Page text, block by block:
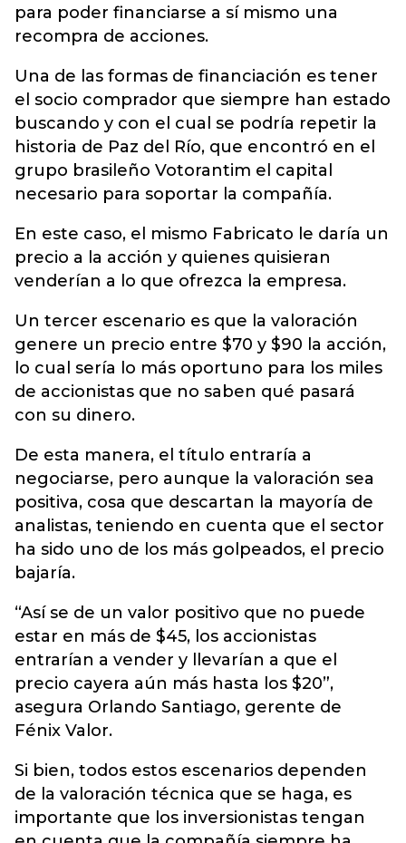
para poder financiarse a sí mismo una
recompra de acciones.
Una de las formas de financiación es tener
el socio comprador que siempre han estado
buscando y con el cual se podría repetir la
historia de Paz del Río, que encontró en el
grupo brasileño Votorantim el capital
necesario para soportar la compañía.
En este caso, el mismo Fabricato le daría un
precio a la acción y quienes quisieran
venderían a lo que ofrezca la empresa.
Un tercer escenario es que la valoración
genere un precio entre $70 y $90 la acción,
lo cual sería lo más oportuno para los miles
de accionistas que no saben qué pasará
con su dinero.
De esta manera, el título entraría a
negociarse, pero aunque la valoración sea
positiva, cosa que descartan la mayoría de
analistas, teniendo en cuenta que el sector
ha sido uno de los más golpeados, el precio
bajaría.
“Así se de un valor positivo que no puede
estar en más de $45, los accionistas
entrarían a vender y llevarían a que el
precio cayera aún más hasta los $20”,
asegura Orlando Santiago, gerente de
Fénix Valor.
Si bien, todos estos escenarios dependen
de la valoración técnica que se haga, es
importante que los inversionistas tengan